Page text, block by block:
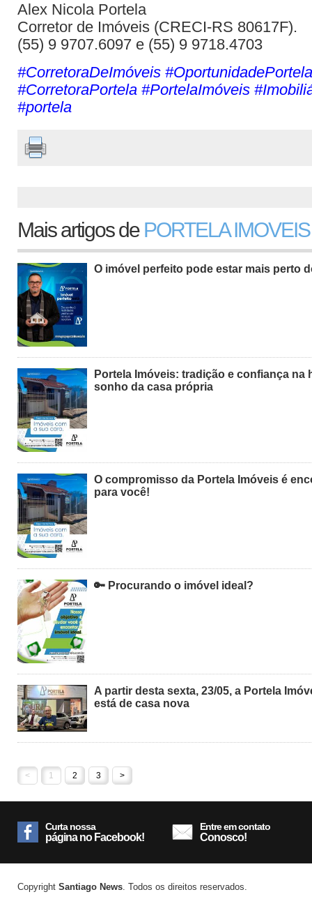
Alex Nicola Portela
Corretor de Imóveis (CRECI-RS 80617F).
(55) 9 9707.6097 e (55) 9 9718.4703
#CorretoraDeImóveis #OportunidadePortela
#CorretoraPortela #PortelaImóveis
#portela
Mais artigos de PORTELA IMOVEIS
O imóvel perfeito pode estar mais perto
Portela Imóveis: tradição e confiança na
sonho da casa própria
O compromisso da Portela Imóveis é
para você!
🔑 Procurando o imóvel ideal?
A partir desta sexta, 23/05, a Portela
está de casa nova
< 1 2 3 >
Curta nossa
página no Facebook!
Entre em contato
Conosco!
Copyright Santiago News . Todos os direitos reservados.